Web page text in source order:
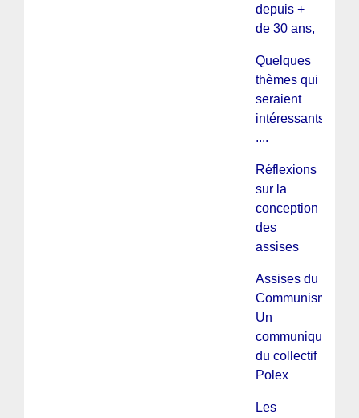
depuis +
de 30 ans,
Quelques
thèmes qui
seraient
intéressants
....
Réflexions
sur la
conception
des
assises
Assises du
Communisme :
Un
communiqué
du collectif
Polex
Les